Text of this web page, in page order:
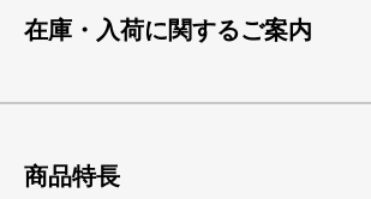
在庫・入荷に関するご案内
商品特長